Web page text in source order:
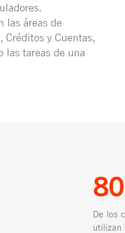
las áreas de
y Cuentas,
las tareas de una
De los
utilizan